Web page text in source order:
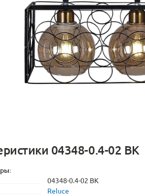
04348-0.4-02 BK
04348-0.4-02 BK
Reluce